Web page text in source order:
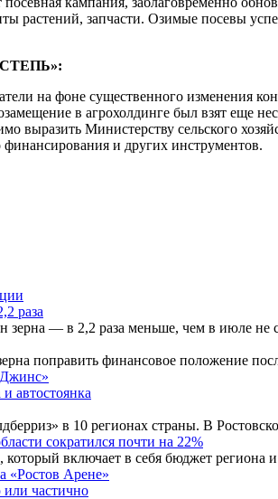
растений, запчасти. Озимые посевы
на фоне существенного изменения
в агрохолдинге был взят еще
выразить Министерству сельского
финансирования и других инструментов.
раза
зерна — в 2,2 раза меньше, чем в июле не
поправить финансовое положение
Джинс»
автостоянка
в 10 регионах страны. В
сократился почти на 22%
включает в себя бюджет региона и
«Ростов Арене»
частично